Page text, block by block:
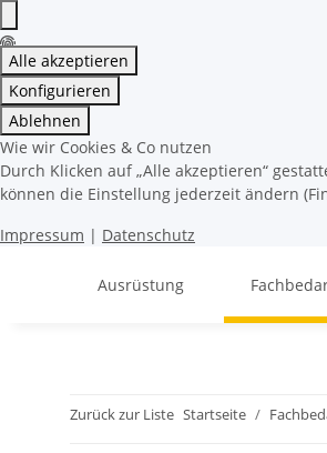
Alle akzeptieren
Konfigurieren
Ablehnen
Wie wir Cookies & Co nutzen
Durch Klicken auf „Alle akzeptieren“
können die Einstellung jederzeit ändern
Impressum | Datenschutz
Ausrüstung
Zurück zur Liste Startseite